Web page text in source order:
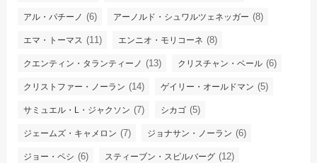
アル・パチーノ (6) アーノルド・シュワルツェネッガー (8)
エマ・トーマス (11) エンニオ・モリコーネ (8)
クエンティン・タランティーノ (13) クリスチャン・ベール (6)
クリストファー・ノーラン (14) ゲイリー・オールドマン (5)
サミュエル・L・ジャクソン (7) シカゴ (5)
ジェームズ・キャメロン (7) ジョナサン・ノーラン (6)
ジョー・ペシ (6) スティーブン・スピルバーグ (12)